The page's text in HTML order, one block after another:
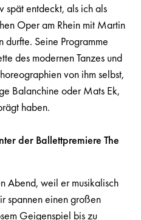
spät entdeckt, als ich als
Oper am Rhein mit Martin
durfte. Seine Programme
des modernen Tanzes und
von ihm selbst,
Balanchine oder Mats Ek,
haben.
der Ballettpremiere The
Abend, weil er musikalisch
spannen einen großen
Geigenspiel bis zu